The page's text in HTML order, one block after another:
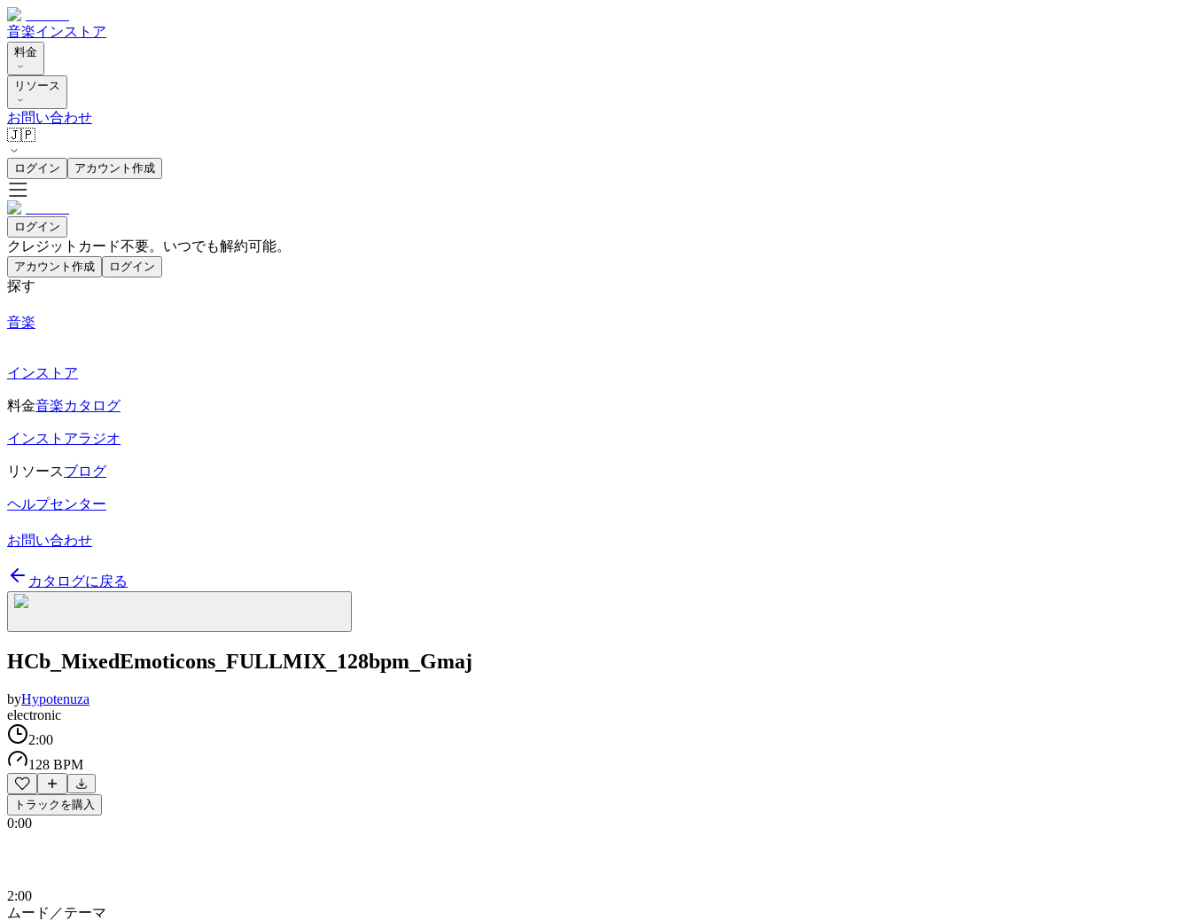
音楽インストア
料金
リソース
お問い合わせ
🇯🇵
ログイン アカウント作成
ログイン
クレジットカード不要。いつでも解約可能。
アカウント作成 ログイン
探す
音楽
インストア
料金音楽カタログ
インストアラジオ
リソースブログ
ヘルプセンター
お問い合わせ
カタログに戻る
HCb_MixedEmoticons_FULLMIX_128bpm_Gmaj
byHypotenuza
electronic
2:00
128 BPM
トラックを購入
0:00
2:00
ムード／テーマ